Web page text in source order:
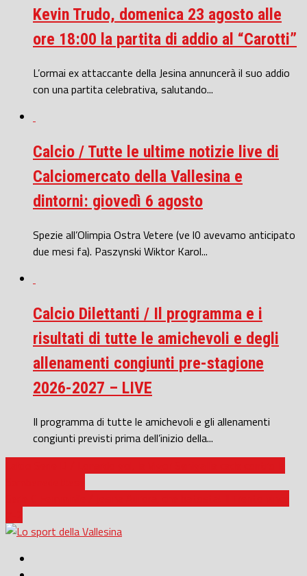
Kevin Trudo, domenica 23 agosto alle
ore 18:00 la partita di addio al “Carotti”
L’ormai ex attaccante della Jesina annuncerà il suo addio
con una partita celebrativa, salutando...
Calcio / Tutte le ultime notizie live di
Calciomercato della Vallesina e
dintorni: giovedì 6 agosto
Spezie all’Olimpia Ostra Vetere (ve l0 avevamo anticipato
due mesi fa). Paszynski Wiktor Karol...
Calcio Dilettanti / Il programma e i
risultati di tutte le amichevoli e degli
allenamenti congiunti pre-stagione
2026-2027 – LIVE
Il programma di tutte le amichevoli e gli allenamenti
congiunti previsti prima dell’inizio della...